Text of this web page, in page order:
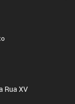
Rua XV